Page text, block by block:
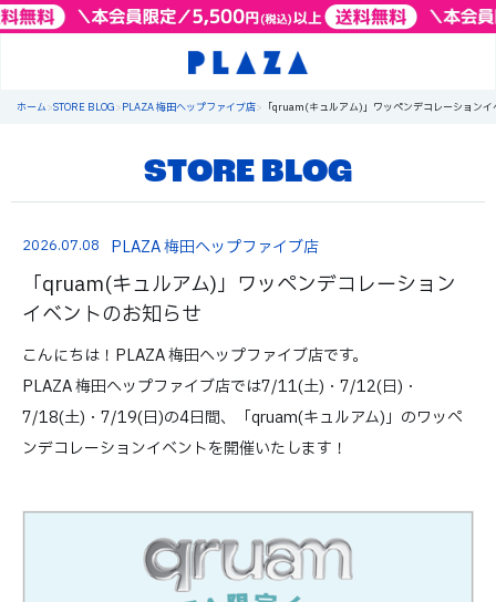
ホーム>STORE BLOG>PLAZA 梅田ヘップファイブ店> 「qruam(キュルアム)」ワッペンデコレーション
STORE BLOG
2026.07.08 PLAZA 梅田ヘップファイブ店
「qruam(キュルアム)」ワッペンデコレーション
イベントのお知らせ
こんにちは！PLAZA 梅田ヘップファイブ店です。
PLAZA 梅田ヘップファイブ店では7/11(土)・7/12(日)・
7/18(土)・7/19(日)の4日間、「qruam(キュルアム)」のワッペ
ンデコレーションイベントを開催いたします！